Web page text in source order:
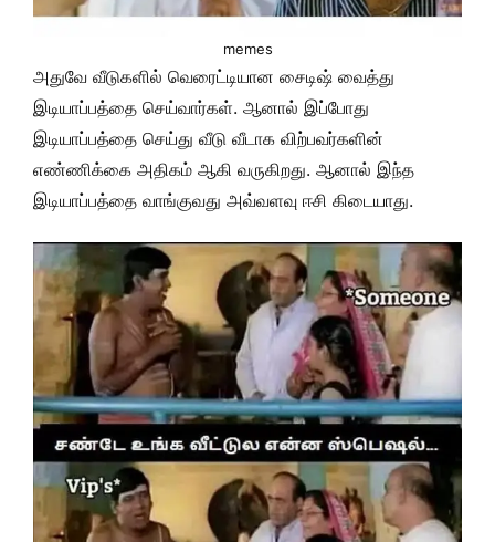
memes
அதுவே வீடுகளில் வெரைட்டியான சைடிஷ் வைத்து
இடியாப்பத்தை செய்வார்கள். ஆனால் இப்போது
இடியாப்பத்தை செய்து வீடு வீடாக விற்பவர்களின்
எண்ணிக்கை அதிகம் ஆகி வருகிறது. ஆனால் இந்த
இடியாப்பத்தை வாங்குவது அவ்வளவு ஈசி கிடையாது.